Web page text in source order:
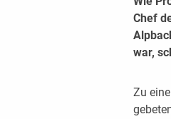
Chef
war,
Zu